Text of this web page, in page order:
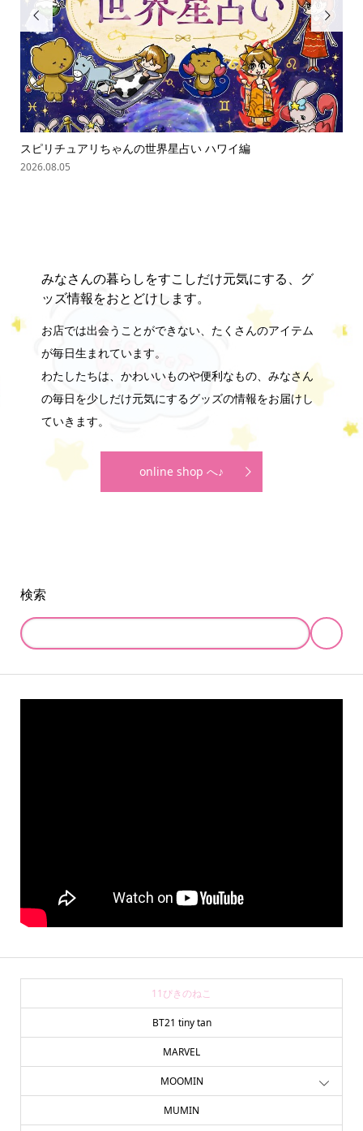

スピリチュアリちゃんの世界星占い ハワイ編
2026.08.05

みなさんの暮らしをすこしだけ元気にする、グ
ッズ情報をおとどけします。
お店では出会うことができない、たくさんのアイテム
が毎日生まれています。
わたしたちは、かわいいものや便利なもの、みなさん
の毎日を少しだけ元気にするグッズの情報をお届けし
ていきます。
online shop へ♪
検索
11ぴきのねこ
BT21 tiny tan
MARVEL
MOOMIN
MUMIN